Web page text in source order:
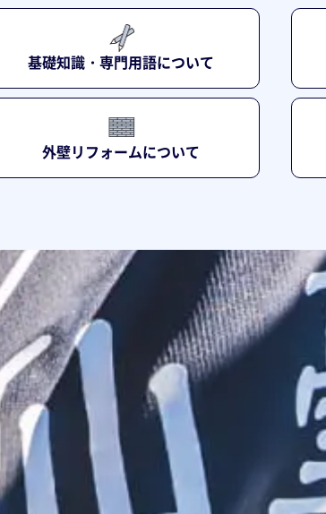
基礎知識・専門用語について
外壁リフォームについて